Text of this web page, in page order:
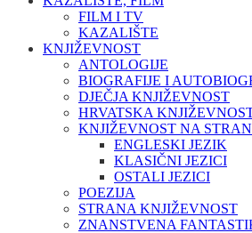
FILM I TV
KAZALIŠTE
KNJIŽEVNOST
ANTOLOGIJE
BIOGRAFIJE I
DJEČJA KNJIŽEVNOST
HRVATSKA
KNJIŽEVNOST NA
ENGLESKI JEZIK
KLASIČNI JEZICI
OSTALI JEZICI
POEZIJA
STRANA KNJIŽEVNOST
ZNANSTVENA